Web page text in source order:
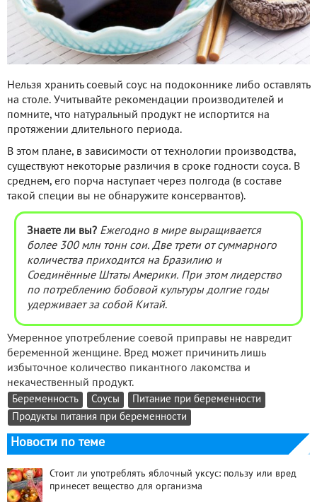
Нельзя хранить соевый соус на подоконнике либо оставлять
на столе. Учитывайте рекомендации производителей и
помните, что натуральный продукт не испортится на
протяжении длительного периода.
В этом плане, в зависимости от технологии производства,
существуют некоторые различия в сроке годности соуса. В
среднем, его порча наступает через полгода (в составе
такой специи вы не обнаружите консервантов).
Знаете ли вы? Ежегодно в мире выращивается
более 300 млн тонн сои. Две трети от суммарного
количества приходится на Бразилию и
Соединённые Штаты Америки. При этом лидерство
по потреблению бобовой культуры долгие годы
удерживает за собой Китай.
Умеренное употребление соевой приправы не навредит
беременной женщине. Вред может причинить лишь
избыточное количество пикантного лакомства и
некачественный продукт.
Беременность Соусы
Питание при беременности
Продукты питания при беременности
Новости по теме
Стоит ли употреблять яблочный уксус: пользу или вред
принесет вещество для организма